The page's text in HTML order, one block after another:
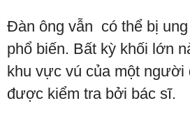
Đàn ông vẫn có thể bị
phổ biến. Bất kỳ khối lớn
khu vực vú của một người
được kiểm tra bởi bác sĩ.